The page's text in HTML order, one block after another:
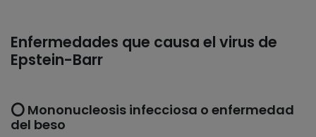
Enfermedades que causa el virus de
Epstein-Barr
⭕ Mononucleosis infecciosa o enfermedad
del beso